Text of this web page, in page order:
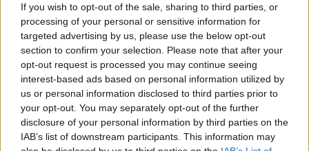
If you wish to opt-out of the sale, sharing to third parties, or
processing of your personal or sensitive information for
targeted advertising by us, please use the below opt-out
section to confirm your selection. Please note that after your
opt-out request is processed you may continue seeing
interest-based ads based on personal information utilized by
us or personal information disclosed to third parties prior to
your opt-out. You may separately opt-out of the further
disclosure of your personal information by third parties on the
IAB’s list of downstream participants. This information may
Sony lägger bud på
Tamron – kan vara värt
12 miljarder kronor
OM System lanserar
gratislån av kameror &
objektiv i Sverige